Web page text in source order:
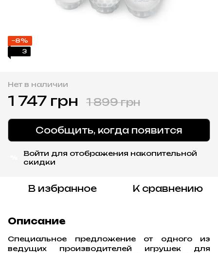
−8%
3
Нет в наличии
1 747 грн 1 899 грн
Сообщить, когда появится
Войти для отображения накопительной
скидки
В избранное К сравнению
Описание
Специальное предложение от одного из
ведущих производителей игрушек для